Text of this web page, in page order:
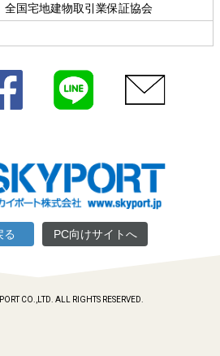
国宅地建物取引業保証協会
Facebook
る PC向けサイトへ
CO.,LTD. ALL RIGHTS RESERVED.